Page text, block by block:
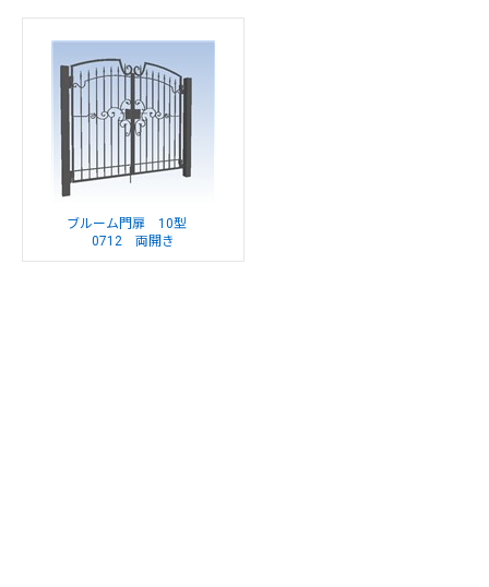
ブルーム門扉 10型
0712 両開き